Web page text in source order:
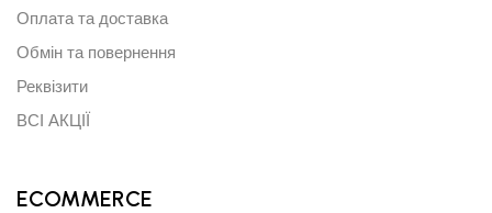
Оплата та доставка
Обмін та повернення
Реквізити
ВСІ АКЦІЇ
ECOMMERCE